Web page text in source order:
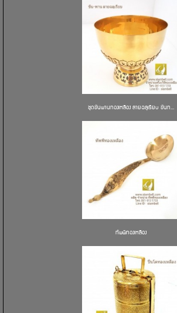
ชุดขันพานทองเหลือง ลายฉลุเรียบ ขันท...
ทัพพีทองเหลือง